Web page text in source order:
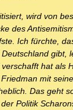
wird von
des
Ich fürchte,
gibt,
hat als
mit
Das geht
Politik